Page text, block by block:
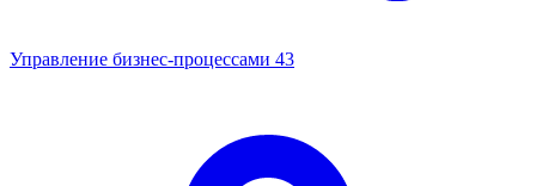
Управление бизнес-процессами 43